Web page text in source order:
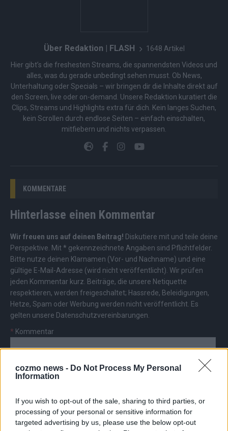
cozmo news - Do Not Process My Personal
Information
If you wish to opt-out of the sale, sharing to third parties, or
processing of your personal or sensitive information for
targeted advertising by us, please use the below opt-out
Über Redaktion | FLASH 1648 Artikel
Hier gibt’s die freshesten Streams, die spannendsten Videos und
alles, was du gerade unbedingt sehen musst. Ob News,
Unterhaltung oder Specials – wir bringen dir die Inhalte direkt auf
den Screen, live oder on-demand. Unsere Redaktion kuratiert die
Clips, Streams und Highlights extra für dich. Kein langes Suchen,
kein Scrollen durch endlose Seiten – einfach einschalten,
mitfiebern und nichts verpassen.
KOMMENTARE
Hinterlasse einen Kommentar
Wir freuen uns auf deinen Beitrag! Diskutiere mit und teile deine
Perspektive. Mit * gekennzeichnete Angaben sind Pflichtfelder.
Bitte nutze deinen Klarnamen (Vor- und Nachname) und eine
gültige E-Mail-Adresse (wird nicht veröffentlicht). Wir prüfen
jeden Kommentar kurz. Beiträge, die unsere Netiquette
respektieren, werden freigeschaltet; Hassrede, Beleidigungen,
Hetze, Spam oder Werbung werden nicht veröffentlicht. Es
gelten unsere Datenschutzvereinbarungen
* Kommentar
Vor- und Nachname